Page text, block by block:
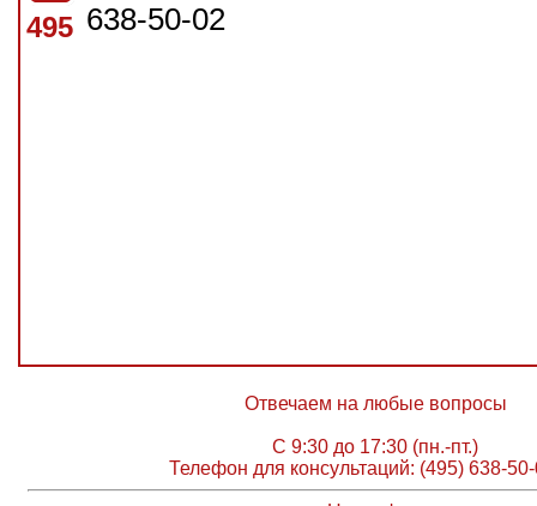
495 638-50-02
Отвечаем на любые вопросы
С 9:30 до 17:30 (пн.-пт.)
Телефон для консультаций: (495) 638-